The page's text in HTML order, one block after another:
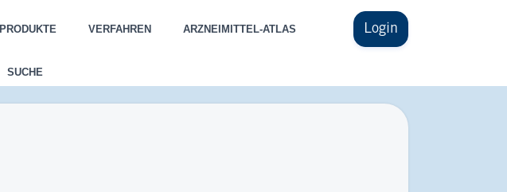
Login
PRODUKTE VERFAHREN ARZNEIMITTEL-ATLAS
SUCHE